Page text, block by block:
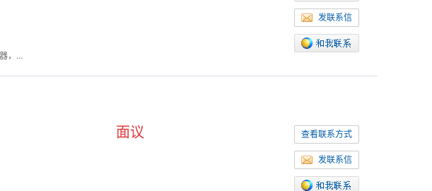
电磁流量计，涡街流量计，涡轮流量计，销售科隆仪器，温湿度变送器，压力变送器，温度传感器，差压变送器，风压差压变送器，投入式液位变送器，液位计，雷达物位计
发联系信
查看联系方式
发联系信
面议